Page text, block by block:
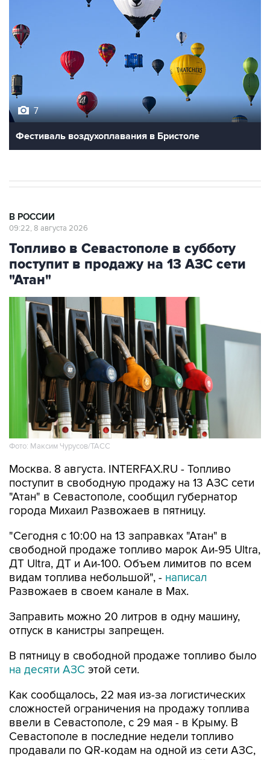
7
Фестиваль воздухоплавания в Бристоле
В РОССИИ
09:22, 8 августа 2026
Топливо в Севастополе в субботу
поступит в продажу на 13 АЗС сети
"Атан"
Фото: Максим Чурусов/ТАСС
Москва. 8 августа. INTERFAX.RU - Топливо
поступит в свободную продажу на 13 АЗС сети
"Атан" в Севастополе, сообщил губернатор
города Михаил Развожаев в пятницу.
"Сегодня с 10:00 на 13 заправках "Атан" в
свободной продаже топливо марок Аи-95 Ultra,
ДТ Ultra, ДТ и Аи-100. Объем лимитов по всем
видам топлива небольшой", - написал
Развожаев в своем канале в Max.
Заправить можно 20 литров в одну машину,
отпуск в канистры запрещен.
В пятницу в свободной продаже топливо было
на десяти АЗС этой сети.
Как сообщалось, 22 мая из-за логистических
сложностей ограничения на продажу топлива
ввели в Севастополе, с 29 мая - в Крыму. В
Севастополе в последние недели топливо
продавали по QR-кодам на одной из сети АЗС,